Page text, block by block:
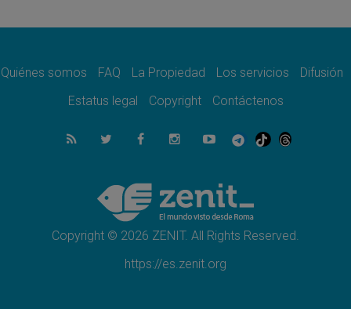
08.08.2026
08.08.2026
del Buen Consejo de Genazzano
Filipinas: el Vicariato Apostólico de Calapán
se convierte en diócesis
Honduras: Los desplazados invisibles de una
crisis olvidada
Quiénes somos FAQ La Propiedad Los servicios
Difusión
Estatus legal
Copyright Contáctenos
Copyright © 2026 ZENIT. All Rights Reserved.
https://es.zenit.org